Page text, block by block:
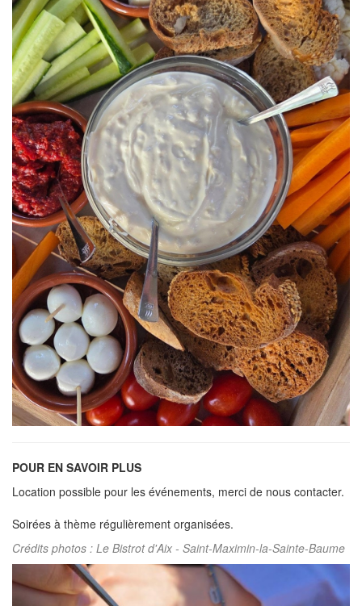
POUR EN SAVOIR PLUS
Location possible pour les événements, merci de nous contacter.
Soirées à thème régulièrement organisées.
Crédits photos : Le Bistrot d'Aix - Saint-Maximin-la-Sainte-Baume